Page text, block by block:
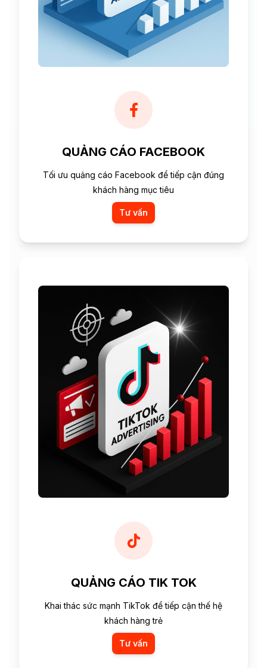
QUẢNG CÁO FACEBOOK
Tối ưu quảng cáo Facebook để tiếp cận đúng
khách hàng mục tiêu
Tư vấn
QUẢNG CÁO TIK TOK
Khai thác sức mạnh TikTok để tiếp cận thế hệ
khách hàng trẻ
Tư vấn